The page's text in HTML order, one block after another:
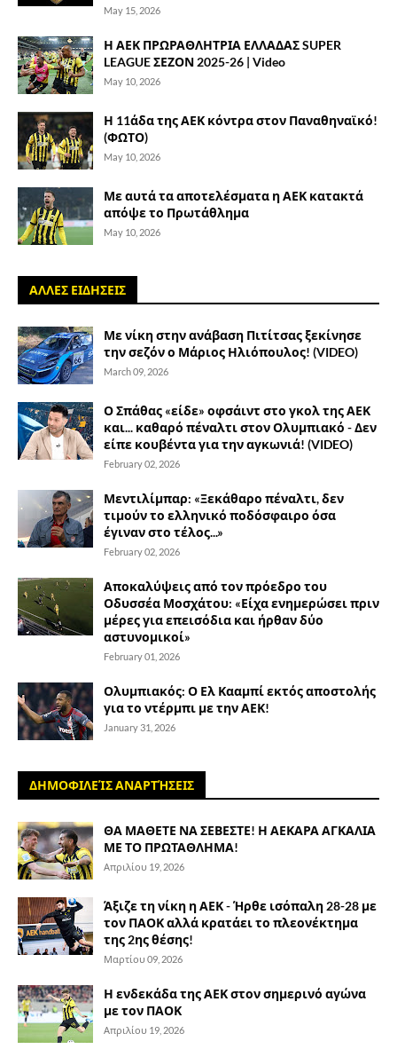
May 15, 2026
Η ΑΕΚ ΠΡΩΡΑΘΛΗΤΡΙΑ ΕΛΛΑΔΑΣ SUPER
LEAGUE ΣΕΖΟΝ 2025-26 | Video
May 10, 2026
Η 11άδα της ΑΕΚ κόντρα στον Παναθηναϊκό!
(ΦΩΤΟ)
May 10, 2026
Με αυτά τα αποτελέσματα η ΑΕΚ κατακτά
απόψε το Πρωτάθλημα
May 10, 2026
ΑΛΛΕΣ ΕΙΔΗΣΕΙΣ
Με νίκη στην ανάβαση Πιτίτσας ξεκίνησε
την σεζόν ο Μάριος Ηλιόπουλος! (VIDEO)
March 09, 2026
Ο Σπάθας «είδε» οφσάιντ στο γκολ της ΑΕΚ
και... καθαρό πέναλτι στον Ολυμπιακό - Δεν
είπε κουβέντα για την αγκωνιά! (VIDEO)
February 02, 2026
Μεντιλίμπαρ: «Ξεκάθαρο πέναλτι, δεν
τιμούν το ελληνικό ποδόσφαιρο όσα
έγιναν στο τέλος...»
February 02, 2026
Αποκαλύψεις από τον πρόεδρο του
Οδυσσέα Μοσχάτου: «Είχα ενημερώσει πριν
μέρες για επεισόδια και ήρθαν δύο
αστυνομικοί»
February 01, 2026
Ολυμπιακός: Ο Ελ Κααμπί εκτός αποστολής
για το ντέρμπι με την ΑΕΚ!
January 31, 2026
ΔΗΜΟΦΙΛΕΊΣ ΑΝΑΡΤΉΣΕΙΣ
ΘΑ ΜΑΘΕΤΕ ΝΑ ΣΕΒΕΣΤΕ! Η ΑΕΚΑΡΑ ΑΓΚΑΛΙΑ
ΜΕ ΤΟ ΠΡΩΤΑΘΛΗΜΑ!
Απριλίου 19, 2026
Άξιζε τη νίκη η ΑΕΚ - Ήρθε ισόπαλη 28-28 με
τον ΠΑΟΚ αλλά κρατάει το πλεονέκτημα
της 2ης θέσης!
Μαρτίου 09, 2026
Η ενδεκάδα της ΑΕΚ στον σημερινό αγώνα
με τον ΠΑΟΚ
Απριλίου 19, 2026